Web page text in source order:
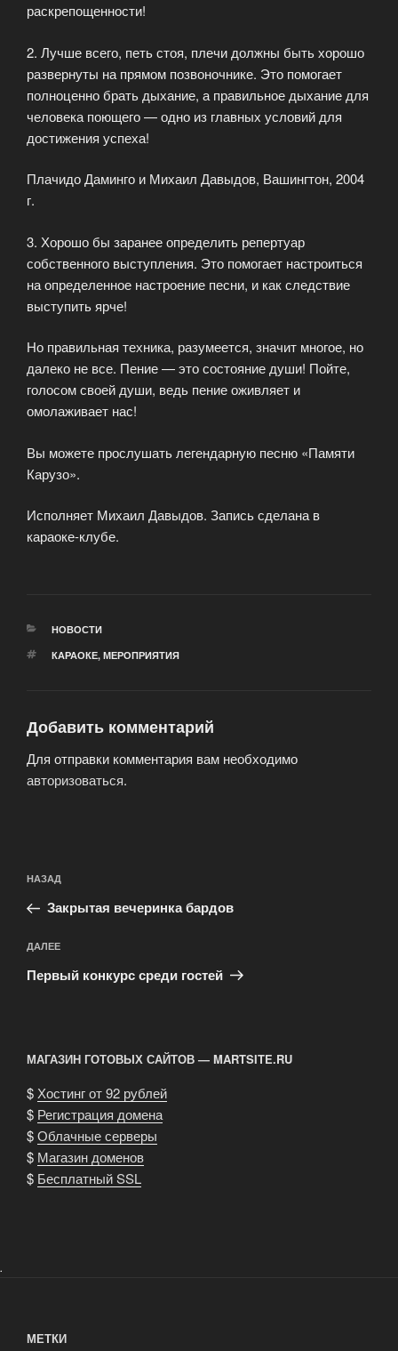
раскрепощенности!
2. Лучше всего, петь стоя, плечи должны быть хорошо
развернуты на прямом позвоночнике. Это помогает
полноценно брать дыхание, а правильное дыхание для
человека поющего — одно из главных условий для
достижения успеха!
Плачидо Даминго и Михаил Давыдов, Вашингтон, 2004
г.
3. Хорошо бы заранее определить репертуар
собственного выступления. Это помогает настроиться
на определенное настроение песни, и как следствие
выступить ярче!
Но правильная техника, разумеется, значит многое, но
далеко не все. Пение — это состояние души! Пойте,
голосом своей души, ведь пение оживляет и
омолаживает нас!
Вы можете прослушать легендарную песню «Памяти
Карузо».
Исполняет Михаил Давыдов. Запись сделана в
караоке-клубе.
РУБРИКИ
НОВОСТИ
МЕТКИ
КАРАОКЕ, МЕРОПРИЯТИЯ
Добавить комментарий
Для отправки комментария вам необходимо
авторизоваться.
по
записям
Предыдущая
запись:
НАЗАД
Закрытая вечеринка бардов
Следующая
запись
ДАЛЕЕ
Первый конкурс среди гостей
МАГАЗИН ГОТОВЫХ САЙТОВ — MARTSITE.RU
$Хостинг от 92 рублей
$ Регистрация домена
$Облачные серверы
$ Магазин доменов
$ Бесплатный SSL
.
МЕТКИ